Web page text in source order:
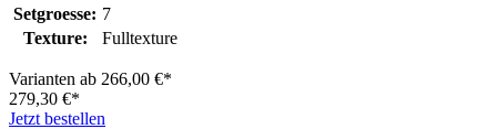
Setgroesse: 7
Texture:
Fulltexture
Varianten ab 266,00 €*
279,30 €*
Jetzt bestellen